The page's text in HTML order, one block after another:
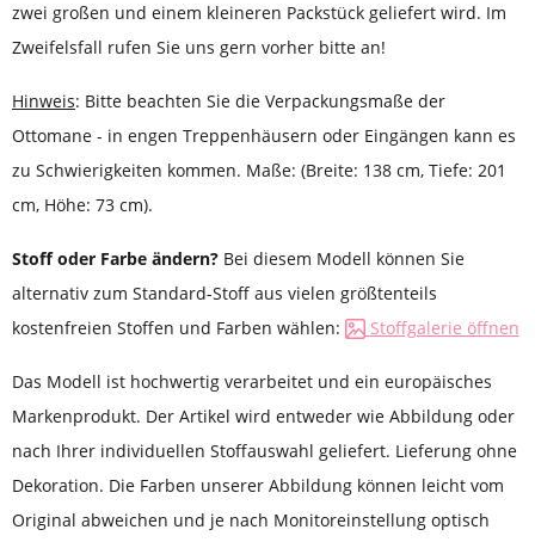
zwei großen und einem kleineren Packstück geliefert wird. Im
Zweifelsfall rufen Sie uns gern vorher bitte an!
Hinweis: Bitte beachten Sie die Verpackungsmaße der
Ottomane - in engen Treppenhäusern oder Eingängen kann es
zu Schwierigkeiten kommen. Maße: (Breite: 138 cm, Tiefe: 201
cm, Höhe: 73 cm).
Stoff oder Farbe ändern? Bei diesem Modell können Sie
alternativ zum Standard-Stoff aus vielen größtenteils
kostenfreien Stoffen und Farben wählen:
Stoffgalerie öffnen
Das Modell ist hochwertig verarbeitet und ein europäisches
Markenprodukt. Der Artikel wird entweder wie Abbildung oder
nach Ihrer individuellen Stoffauswahl geliefert. Lieferung ohne
Dekoration. Die Farben unserer Abbildung können leicht vom
Original abweichen und je nach Monitoreinstellung optisch